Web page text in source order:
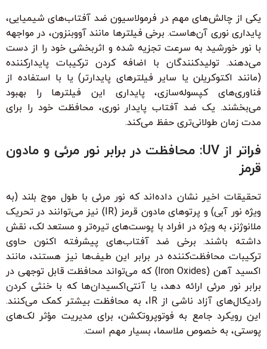
یکی از چالش‌های مهم در فرمولاسیون ضد آفتاب‌های شیمیایی،
پایداری نوری آن‌هاست. برخی فیلترها مانند آووبنزون، در مواجهه
با نور خورشید به سرعت تجزیه شده و اثربخشی خود را از دست
می‌دهند. تولیدکنندگان با اضافه کردن ترکیبات پایدارکننده
(مانند اکتوکریلن یا سایر فیلترهای پایدارتر) یا با استفاده از
فناوری‌های کپسوله‌سازی، پایداری این فیلترها را بهبود
می‌بخشند. یک ضد آفتاب پایدار نوری، محافظت خود را برای
مدت زمان طولانی‌تری حفظ می‌کند.
فراتر از UV: محافظت در برابر نور مرئی و مادون
قرمز
تحقیقات اخیر نشان داده‌اند که نور مرئی با طول موج بلند (به
ویژه نور آبی) و پرتوهای مادون قرمز (IR) نیز می‌توانند در تحریک
ملانوژنز، به ویژه در افراد با پوست‌های تیره‌تر و مستعد لک، نقش
داشته باشند. برخی ضد آفتاب‌های پیشرفته اکنون حاوی
ترکیبات محافظت‌کننده در برابر این طیف‌ها نیز هستند، مانند
اکسید آهن (Iron Oxides) که می‌تواند محافظت قابل توجهی در
برابر نور مرئی ارائه دهد، یا آنتی‌اکسیدان‌ها که با خنثی کردن
رادیکال‌های آزاد ناشی از IR، به محافظت بیشتر کمک می‌کنند.
این رویکرد جامع به فوتوپروتکشن، برای مدیریت مؤثر لک‌های
پوستی، به خصوص ملاسما، بسیار مهم است.